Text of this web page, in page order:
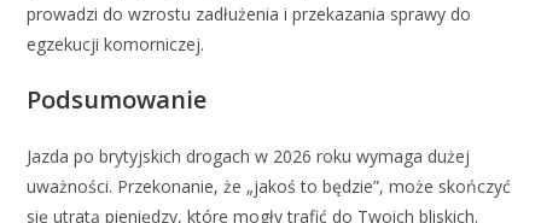
prowadzi do wzrostu zadłużenia i przekazania sprawy do
egzekucji komorniczej.
Podsumowanie
Jazda po brytyjskich drogach w 2026 roku wymaga dużej
uważności. Przekonanie, że „jakoś to będzie”, może skończyć
się utratą pieniędzy, które mogły trafić do Twoich bliskich.